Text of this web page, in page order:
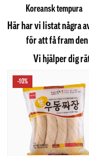
Koreansk tempura
Här har vi listat några
för att få fram
Vi hjälper dig
-10%